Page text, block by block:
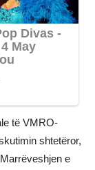
të VMRO-
shtetëror,
e